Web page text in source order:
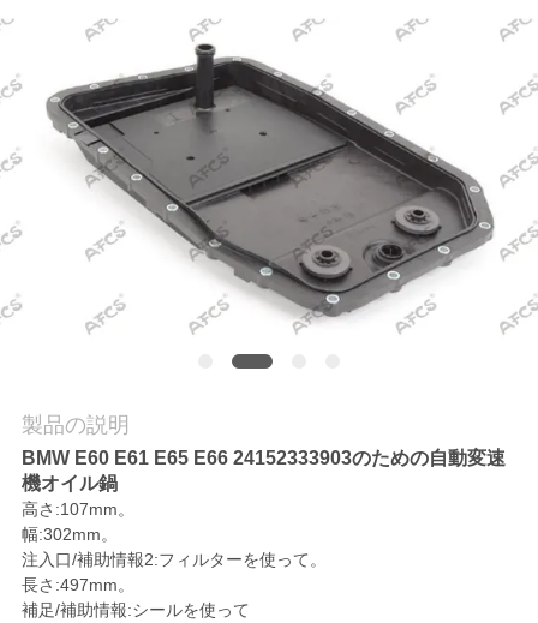
学
質
管
理
い
合
わ
せ
製品の説明
BMW E60 E61 E65 E66 24152333903のための自動変速
機オイル鍋
高さ:107mm。
幅:302mm。
注入口/補助情報2:フィルターを使って。
長さ:497mm。
補足/補助情報:シールを使って